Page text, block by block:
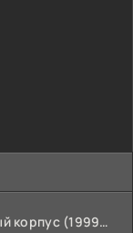
Закон и порядок. Специальный корпус (1999-2026)